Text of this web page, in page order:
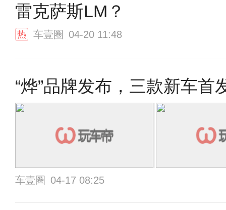
雷克萨斯LM？
热 车壹圈 04-20 11:48
“烨”品牌发布，三款新车
车壹圈 04-17 08:25